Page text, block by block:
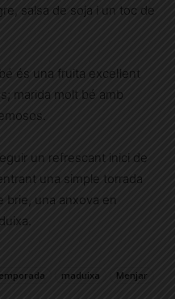
salsa de soja i un toc de
és una fruita excel·lent
marida molt bé amb
un refrescant inici de
una simple torrada
brie, una anxova en
maduixa Menjar